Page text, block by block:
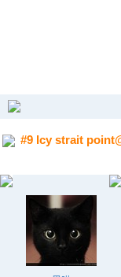
#9 Icy strait